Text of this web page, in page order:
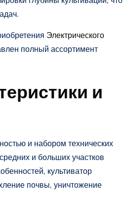
Электрического
полный ассортимент
и
и набором технических
и больших участков
культиватор
почвы, уничтожение